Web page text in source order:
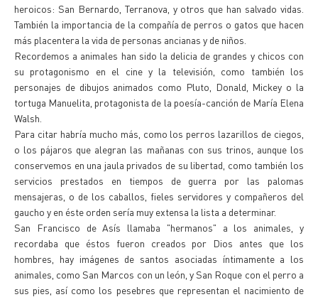
heroicos: San Bernardo, Terranova, y otros que han salvado vidas.
También la importancia de la compañía de perros o gatos que hacen
más placentera la vida de personas ancianas y de niños.
Recordemos a animales han sido la delicia de grandes y chicos con
su protagonismo en el cine y la televisión, como también los
personajes de dibujos animados como Pluto, Donald, Mickey o la
tortuga Manuelita, protagonista de la poesía-canción de María Elena
Walsh.
Para citar habría mucho más, como los perros lazarillos de ciegos,
o los pájaros que alegran las mañanas con sus trinos, aunque los
conservemos en una jaula privados de su libertad, como también los
servicios prestados en tiempos de guerra por las palomas
mensajeras, o de los caballos, fieles servidores y compañeros del
gaucho y en éste orden sería muy extensa la lista a determinar.
San Francisco de Asís llamaba "hermanos" a los animales, y
recordaba que éstos fueron creados por Dios antes que los
hombres, hay imágenes de santos asociadas íntimamente a los
animales, como San Marcos con un león, y San Roque con el perro a
sus pies, así como los pesebres que representan el nacimiento de